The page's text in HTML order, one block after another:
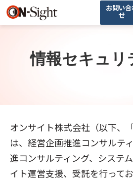
お問い
せ
サービス一覧
ブログ
採用情報
情報セキュリ
オンサイト株式会社（以下、
は、経営企画推進コンサルテ
進コンサルティング、システ
イト運営支援、受託を行ってお